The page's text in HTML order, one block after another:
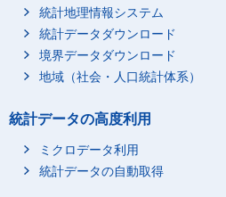
統計地理情報システム
統計データダウンロード
境界データダウンロード
地域（社会・人口統計体系）
統計データの高度利用
ミクロデータ利用
統計データの自動取得